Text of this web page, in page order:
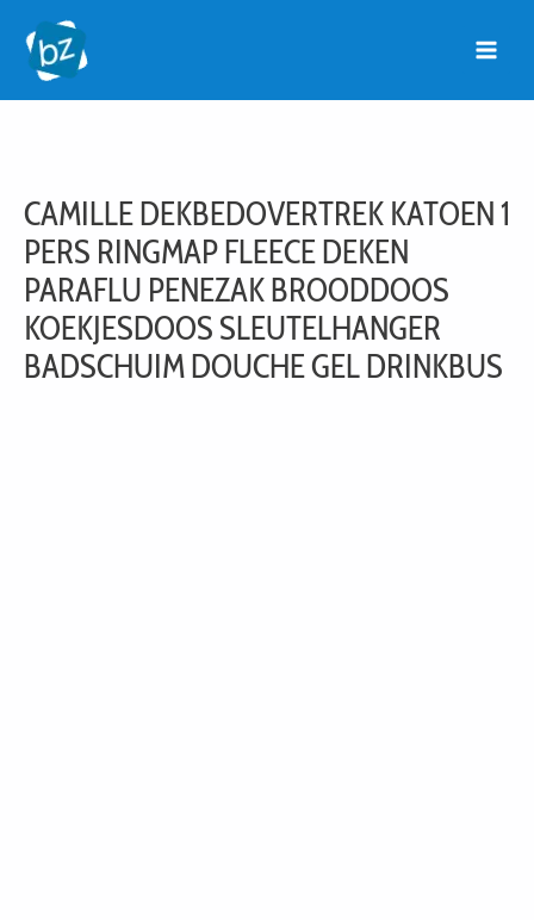
naar
CAMILLE DEKBEDOVERTREK KATOEN 1
PERS RINGMAP FLEECE DEKEN
PARAFLU PENEZAK BROODDOOS
KOEKJESDOOS SLEUTELHANGER
BADSCHUIM DOUCHE GEL DRINKBUS